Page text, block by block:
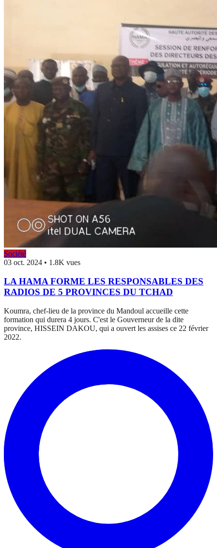
Société
03 oct. 2024 • 1.8K vues
LA HAMA FORME LES RESPONSABLES DES
RADIOS DE 5 PROVINCES DU TCHAD
Koumra, chef-lieu de la province du Mandoul accueille cette
formation qui durera 4 jours. C'est le Gouverneur de la dite
province, HISSEIN DAKOU, qui a ouvert les assises ce 22 février
2022.